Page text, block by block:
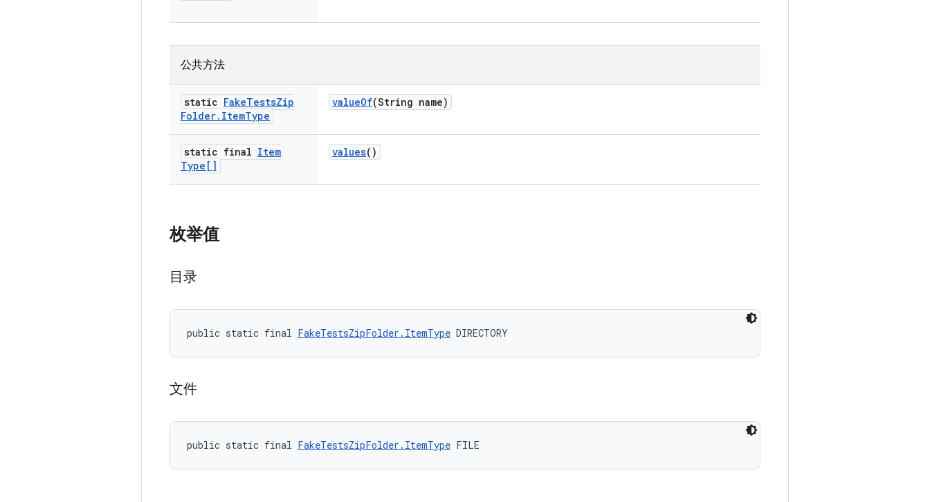
公共方法
static FakeTestsZip
Folder. ItemType
valueOf(String name)
static final Item
Type[]
values()
枚举值
目录
public static final FakeTestsZipFolder.ItemType DIRECTORY
文件
public static final FakeTestsZipFolder.ItemType FILE